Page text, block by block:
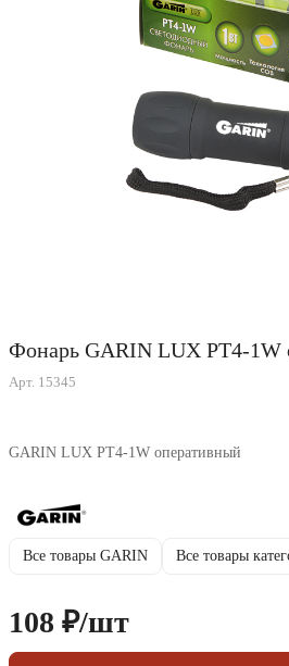
Фонарь GARIN LUX PT4-1W
Арт. 15345
GARIN LUX PT4-1W оперативный
Все товары GARIN Все товары
108 ₽/шт